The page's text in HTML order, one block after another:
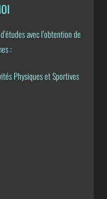
avec l’obtention de
:
Physiques et Sportives